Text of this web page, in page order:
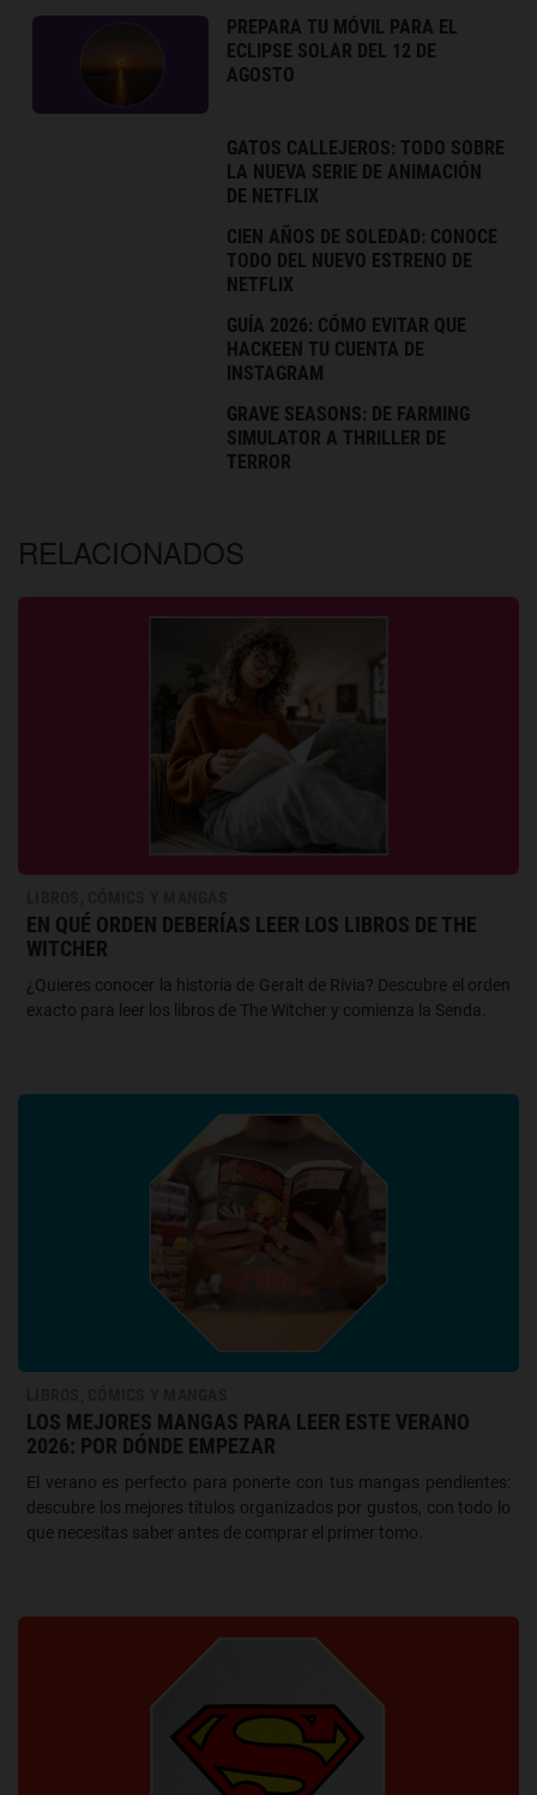
PREPARA TU MÓVIL PARA EL
ECLIPSE SOLAR DEL 12 DE
AGOSTO
GATOS CALLEJEROS: TODO SOBRE
LA NUEVA SERIE DE ANIMACIÓN
DE NETFLIX
CIEN AÑOS DE SOLEDAD: CONOCE
TODO DEL NUEVO ESTRENO DE
NETFLIX
GUÍA 2026: CÓMO EVITAR QUE
HACKEEN TU CUENTA DE
INSTAGRAM
GRAVE SEASONS: DE FARMING
SIMULATOR A THRILLER DE
TERROR
RELACIONADOS
EN QUÉ ORDEN DEBERÍAS LEER LOS LIBROS DE THE
WITCHER
¿Quieres conocer la historia de Geralt de Rivia? Descubre el orden
exacto para leer los libros de The Witcher y comienza la Senda.
LOS MEJORES MANGAS PARA LEER ESTE VERANO
2026: POR DÓNDE EMPEZAR
El verano es perfecto para ponerte con tus mangas pendientes:
descubre los mejores títulos organizados por gustos, con todo lo
que necesitas saber antes de comprar el primer tomo.